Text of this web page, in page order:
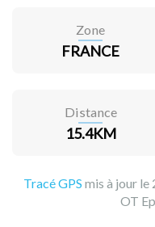
Zone
FRANCE
Distance
15.4KM
Tracé GPS mis à jour
OT